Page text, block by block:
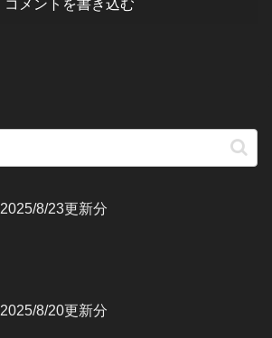
コメントを書き込む
2025/8/23更新分
2025/8/20更新分